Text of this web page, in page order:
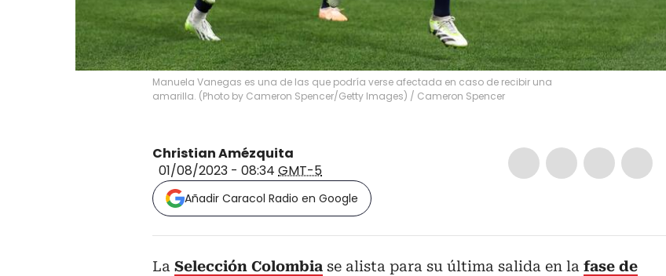
Manuela Vanegas es una de las que podría verse afectada en caso de recibir una
amarilla. (Photo by Cameron Spencer/Getty Images) / Cameron Spencer
Christian Amézquita
01/08/2023 - 08:34 GMT-5
Añadir Caracol Radio en Google
La Selección Colombia se alista para su última salida en la fase de